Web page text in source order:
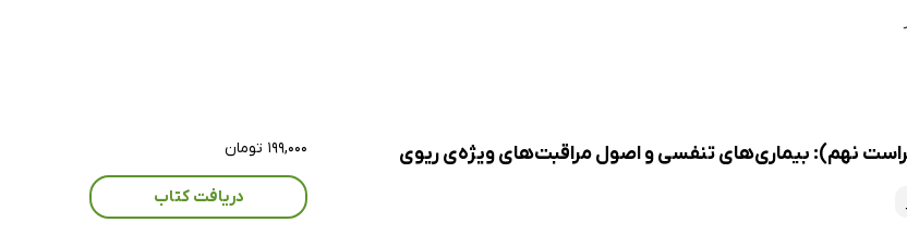
نهم): بیماری‌های تنفسی و اصول مراقبت‌های ویژه‌ی ریوی ۱۹۹,۰۰۰ تومان
دریافت کتاب